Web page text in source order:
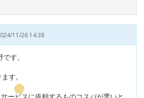
11/26 14:38
す。
す。